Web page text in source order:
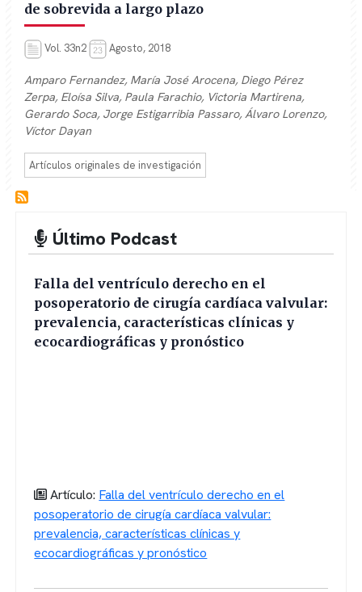
de sobrevida a largo plazo
Vol. 33n2 Agosto, 2018
Amparo Fernandez, María José Arocena, Diego Pérez
Zerpa, Eloísa Silva, Paula Farachio, Victoria Martirena,
Gerardo Soca, Jorge Estigarribia Passaro, Álvaro Lorenzo,
Víctor Dayan
Artículos originales de investigación
Último Podcast
Falla del ventrículo derecho en el
posoperatorio de cirugía cardíaca valvular:
prevalencia, características clínicas y
ecocardiográficas y pronóstico
Artículo: Falla del ventrículo derecho en el
posoperatorio de cirugía cardíaca valvular:
prevalencia, características clínicas y
ecocardiográficas y pronóstico